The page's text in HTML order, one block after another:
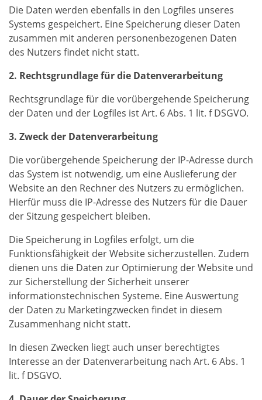
Die Daten werden ebenfalls in den Logfiles unseres
Systems gespeichert. Eine Speicherung dieser Daten
zusammen mit anderen personenbezogenen Daten
des Nutzers findet nicht statt.
2. Rechtsgrundlage für die Datenverarbeitung
Rechtsgrundlage für die vorübergehende Speicherung
der Daten und der Logfiles ist Art. 6 Abs. 1 lit. f DSGVO.
3. Zweck der Datenverarbeitung
Die vorübergehende Speicherung der IP-Adresse durch
das System ist notwendig, um eine Auslieferung der
Website an den Rechner des Nutzers zu ermöglichen.
Hierfür muss die IP-Adresse des Nutzers für die Dauer
der Sitzung gespeichert bleiben.
Die Speicherung in Logfiles erfolgt, um die
Funktionsfähigkeit der Website sicherzustellen. Zudem
dienen uns die Daten zur Optimierung der Website und
zur Sicherstellung der Sicherheit unserer
informationstechnischen Systeme. Eine Auswertung
der Daten zu Marketingzwecken findet in diesem
Zusammenhang nicht statt.
In diesen Zwecken liegt auch unser berechtigtes
Interesse an der Datenverarbeitung nach Art. 6 Abs. 1
lit. f DSGVO.